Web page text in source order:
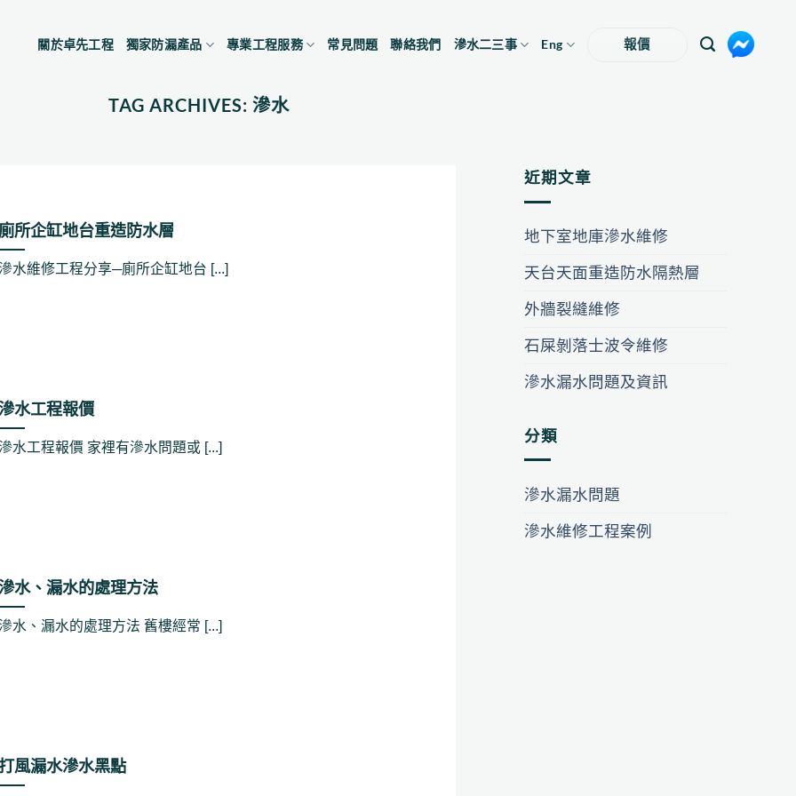
關於卓先工程 獨家防漏產品 專業工程服務 常見問題 聯絡我們 滲水二三事 Eng 報價
TAG ARCHIVES:滲水
廁所企缸地台重造防水層
水維修工程分享─廁所企缸地台 [...]
水工程報價
水工程報價 家裡有滲水問題或 [...]
水、漏水的處理方法
水、漏水的處理方法 舊樓經常 [...]
風漏水滲水黑點
近期文章
地下室地庫滲水維修
天台天面重造防水隔熱層
外牆裂縫維修
石屎剝落士波令維修
滲水漏水問題及資訊
分類
滲水漏水問題
滲水維修工程案例